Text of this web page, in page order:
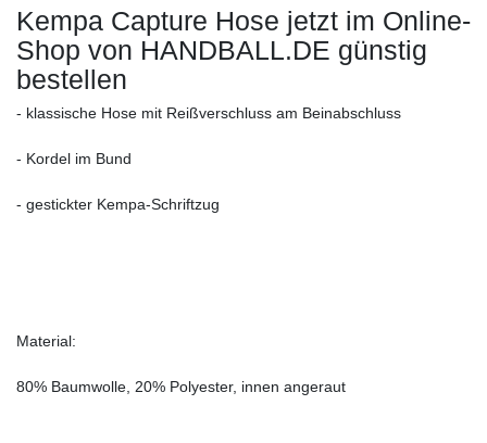
Kempa Capture Hose jetzt im Online-
Shop von HANDBALL.DE günstig
bestellen
- klassische Hose mit Reißverschluss am Beinabschluss
- Kordel im Bund
- gestickter Kempa-Schriftzug
Material:
80% Baumwolle, 20% Polyester, innen angeraut